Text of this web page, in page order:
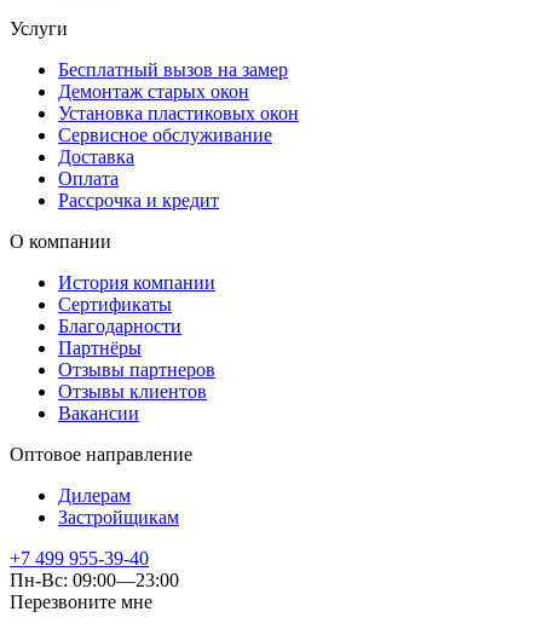
Услуги
Бесплатный вызов на замер
Демонтаж старых окон
Установка пластиковых окон
Сервисное обслуживание
Доставка
Оплата
Рассрочка и кредит
О компании
История компании
Сертификаты
Благодарности
Партнёры
Отзывы партнеров
Отзывы клиентов
Вакансии
Оптовое направление
Дилерам
Застройщикам
+7 499 955-39-40
Пн-Вс: 09:00—23:00
Перезвоните мне